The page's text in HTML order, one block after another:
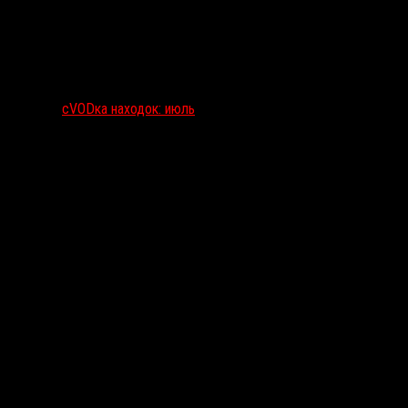
сVODка находок: июль